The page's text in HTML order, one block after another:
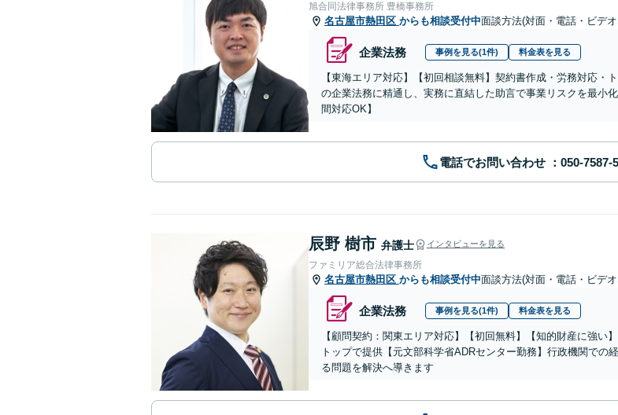
旭合同法律事務所 豊橋事務所
名古屋市熱田区 からも相談受付中面談方法(対面・電話・ビデ
企業法務 事例を見る(1件) 料金表を見る
【東海エリア対応】【初回相談無料】契約書作成・労務対応
の企業法務に精通し、実務に直結した助言で事業リスクを最小
間対応OK】
電話でお問い合わせ
辰野 樹市 弁護士 インタビューを見る
ファミリア総合法律事務所
名古屋市熱田区 からも相談受付中面談方法(対面・電話・ビデ
企業法務 事例を見る(1件) 料金表を見る
【顧問契約：関東エリア対応】【初回無料】【知的財産に強
トップで提供【元文部科学省ADRセンター勤務】行政機関での
る問題を解決へ導きます